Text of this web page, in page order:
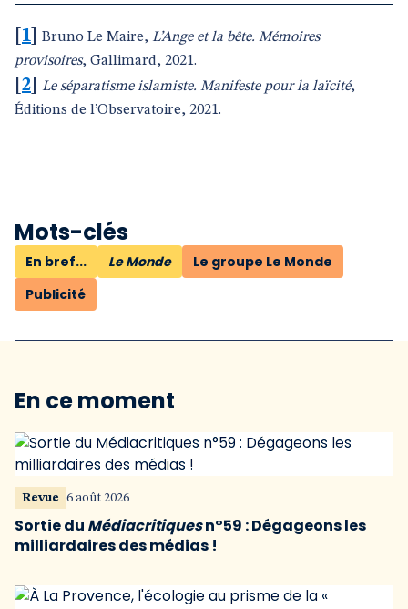
1 Bruno Le Maire, L’Ange et la bête. Mémoires
provisoires, Gallimard, 2021.
2 Le séparatisme islamiste. Manifeste pour la laïcité,
Éditions de l’Observatoire, 2021.
Mots-clés
En bref... Le Monde
Le groupe Le Monde
Publicité
En ce moment
Revue 6 août 2026
Sortie du Médiacritiquesn°59 : Dégageons les
milliardaires des médias !